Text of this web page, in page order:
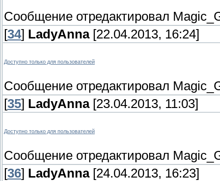
Сообщение отредактировал
[34] LadyAnna[22.04.2013, 16:24]
Доступно только для пользователей
Сообщение отредактировал
[35] LadyAnna[23.04.2013, 11:03]
Доступно только для пользователей
Сообщение отредактировал
[36] LadyAnna[24.04.2013, 16:23]